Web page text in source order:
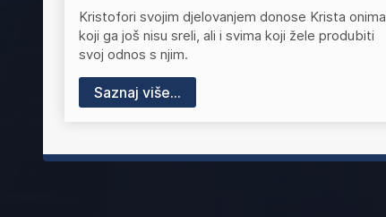
Kristofori svojim djelovanjem donose Krista onima
koji ga još nisu sreli, ali i svima koji žele produbiti
svoj odnos s njim.
Saznaj više...